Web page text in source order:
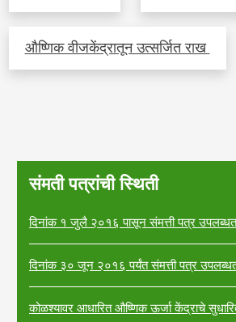
औष्णिक वीजकेंद्रातून उत्सर्जित राख
संमती पत्रांची स्थिती
दिनांक १ जुलै २०१६ पासून संमत्ती पत्र
दिनांक ३० जून २०१६ पर्यंत संमत्ती पत्र
कोळश्यावर आधारित औष्णिक ऊर्जा केंद्राचे